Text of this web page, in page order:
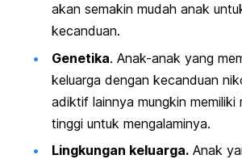
akan semakin mudah anak
kecanduan.
Genetika. Anak-anak yang
keluarga dengan kecanduan
adiktif lainnya mungkin memiliki
tinggi untuk mengalaminya.
Lingkungan keluarga. Anak